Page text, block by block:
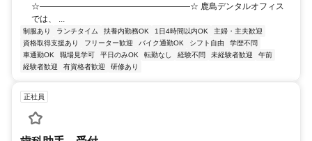
☆――――――――――――――――――☆ 鹿島デンタルオフィス
では、 ...
制服あり ランチタイム 扶養内勤務OK 1日4時間以内OK
主婦・主夫歓迎
資格取得支援あり
フリーター歓迎 バイク通勤OK シフト自由
学歴不問
車通勤OK
職場見学可 平日のみOK 転勤なし 経験不問 未経験者歓迎
午前
経験者歓迎
有資格者歓迎 研修あり
正社員